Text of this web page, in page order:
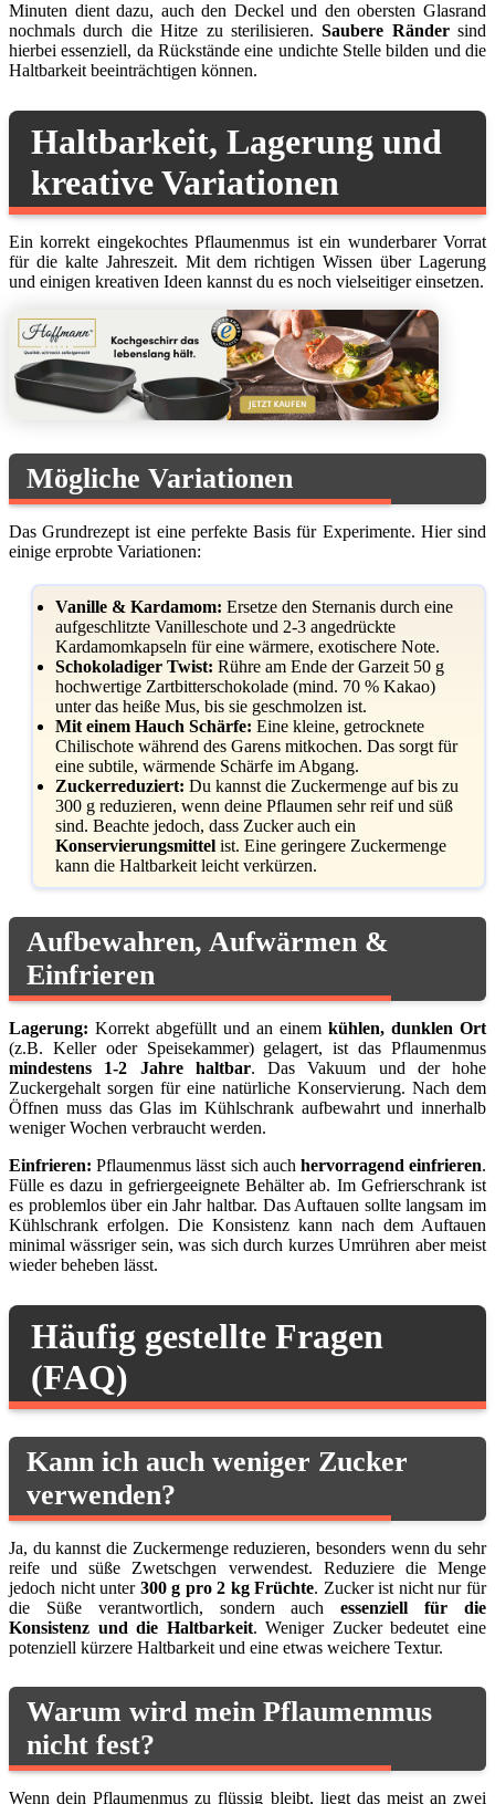
Minuten dient dazu, auch den Deckel und den obersten Glasrand
nochmals durch die Hitze zu sterilisieren.Saubere Rändersind
hierbei essenziell, da Rückstände eine undichte Stelle bilden und die
Haltbarkeit beeinträchtigen können.
Haltbarkeit, Lagerung und
kreative Variationen
Ein korrekt eingekochtes Pflaumenmus ist ein wunderbarer Vorrat
für die kalte Jahreszeit. Mit dem richtigen Wissen über Lagerung
und einigen kreativen Ideen kannst du es noch vielseitiger einsetzen.
Mögliche Variationen
Das Grundrezept ist eine perfekte Basis für Experimente. Hier sind
einige erprobte Variationen:
Vanille & Kardamom: Ersetze den Sternanis durch eine
aufgeschlitzte Vanilleschote und 2-3 angedrückte
Kardamomkapseln für eine wärmere, exotischere Note.
Schokoladiger Twist: Rühre am Ende der Garzeit 50 g
hochwertige Zartbitterschokolade (mind. 70 % Kakao)
unter das heiße Mus, bis sie geschmolzen ist.
Mit einem Hauch Schärfe: Eine kleine, getrocknete
Chilischote während des Garens mitkochen. Das sorgt für
eine subtile, wärmende Schärfe im Abgang.
Zuckerreduziert: Du kannst die Zuckermenge auf bis zu
300 g reduzieren, wenn deine Pflaumen sehr reif und süß
sind. Beachte jedoch, dass Zucker auch ein
Konservierungsmittel ist. Eine geringere Zuckermenge
kann die Haltbarkeit leicht verkürzen.
Aufbewahren, Aufwärmen &
Einfrieren
Lagerung: Korrekt abgefüllt und an einem kühlen, dunklen Ort
(z.B. Keller oder Speisekammer) gelagert, ist das Pflaumenmus
mindestens 1-2 Jahre haltbar. Das Vakuum und der hohe
Zuckergehalt sorgen für eine natürliche Konservierung. Nach dem
Öffnen muss das Glas im Kühlschrank aufbewahrt und innerhalb
weniger Wochen verbraucht werden.
Einfrieren: Pflaumenmus lässt sich auch hervorragend einfrieren.
Fülle es dazu in gefriergeeignete Behälter ab. Im Gefrierschrank ist
es problemlos über ein Jahr haltbar. Das Auftauen sollte langsam im
Kühlschrank erfolgen. Die Konsistenz kann nach dem Auftauen
minimal wässriger sein, was sich durch kurzes Umrühren aber meist
wieder beheben lässt.
Häufig gestellte Fragen
(FAQ)
Kann ich auch weniger Zucker
verwenden?
Ja, du kannst die Zuckermenge reduzieren, besonders wenn du sehr
reife und süße Zwetschgen verwendest. Reduziere die Menge
jedoch nicht unter 300 g pro 2 kg Früchte. Zucker ist nicht nur für
die Süße verantwortlich, sondern auchessenziell für die
Konsistenz und die Haltbarkeit. Weniger Zucker bedeutet eine
potenziell kürzere Haltbarkeit und eine etwas weichere Textur.
Warum wird mein Pflaumenmus
nicht fest?
Wenn dein Pflaumenmus zu flüssig bleibt, liegt das meist an zwei